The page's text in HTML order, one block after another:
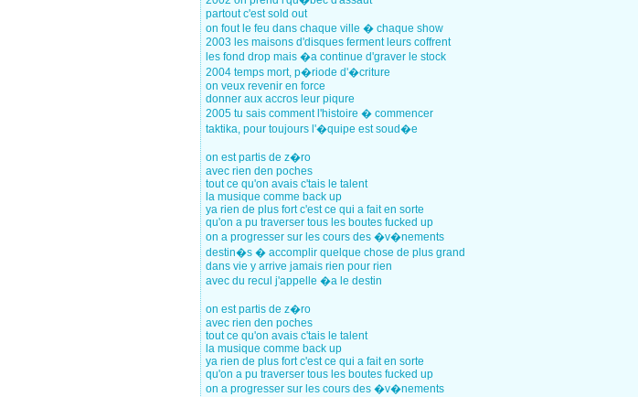
partout c'est sold out
on fout le feu dans chaque ville � chaque show
2003 les maisons d'disques ferment leurs coffrent
les fond drop mais �a continue d'graver le stock
2004 temps mort, p�riode d'�criture
on veux revenir en force
donner aux accros leur piqure
2005 tu sais comment l'histoire � commencer
taktika, pour toujours l'�quipe est soud�e
on est partis de z�ro
avec rien den poches
tout ce qu'on avais c'tais le talent
la musique comme back up
ya rien de plus fort c'est ce qui a fait en sorte
qu'on a pu traverser tous les boutes fucked up
on a progresser sur les cours des �v�nements
destin�s � accomplir quelque chose de plus grand
dans vie y arrive jamais rien pour rien
avec du recul j'appelle �a le destin
on est partis de z�ro
avec rien den poches
tout ce qu'on avais c'tais le talent
la musique comme back up
ya rien de plus fort c'est ce qui a fait en sorte
qu'on a pu traverser tous les boutes fucked up
on a progresser sur les cours des �v�nements